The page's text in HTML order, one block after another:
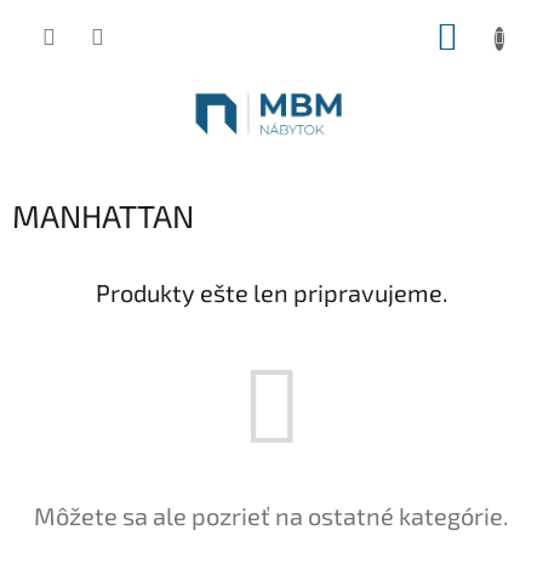
MANHATTAN
Produkty ešte len pripravujeme.
Môžete sa ale pozrieť na ostatné kategórie.